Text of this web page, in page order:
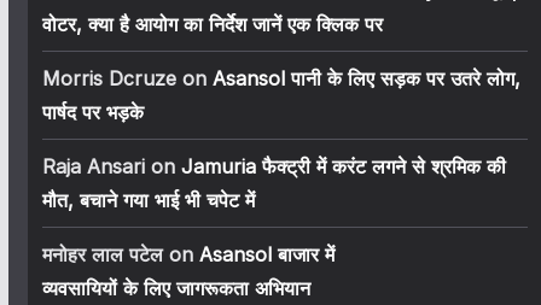
वोटर, क्या है आयोग का निर्देश जानें एक क्लिक पर
Morris Dcruzeon Asansol पानी के लिए सड़क पर उतरे लोग,
पार्षद पर भड़के
Raja Ansarion Jamuria फैक्ट्री में करंट लगने से श्रमिक की
मौत, बचाने गया भाई भी चपेट में
मनोहर लाल पटेलon Asansol बाजार में
व्यवसायियों के लिए जागरूकता अभियान